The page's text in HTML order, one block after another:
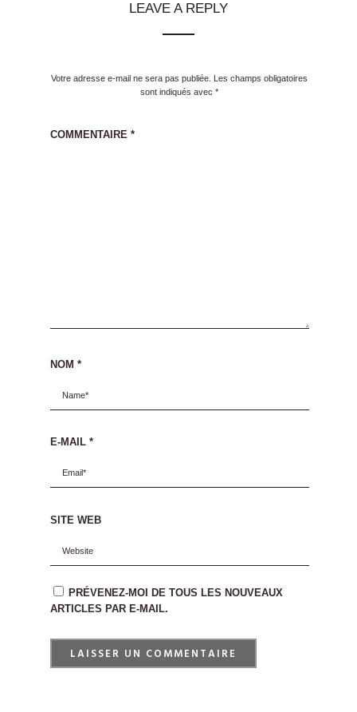
LEAVE A REPLY
Votre adresse e-mail ne sera pas publiée. Les champs obligatoires
sont indiqués avec*
COMMENTAIRE *
NOM *
E-MAIL *
SITE WEB
PRÉVENEZ-MOI DE TOUS LES NOUVEAUX
ARTICLES PAR E-MAIL.